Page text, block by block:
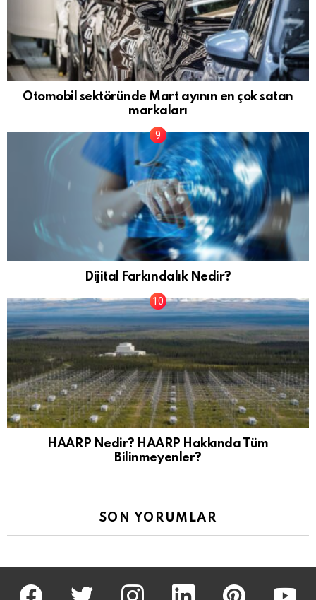
Otomobil sektöründe Mart ayının en çok satan
markaları
Dijital Farkındalık Nedir?
HAARP Nedir? HAARP Hakkında Tüm
Bilinmeyenler?
SON YORUMLAR
facebook twitter İnstagram linkedin pinterest